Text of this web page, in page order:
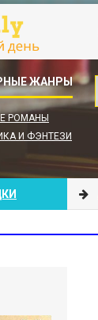
РОМАНЫ
И ФЭНТЕЗИ